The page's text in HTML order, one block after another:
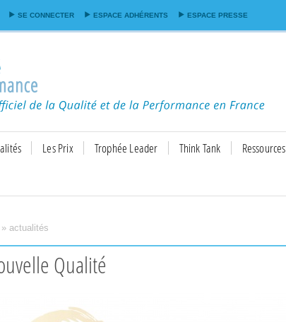
contenu
principal
SE CONNECTER ESPACE ADHÉRENTS ESPACE PRESSE
Les Prix Trophée Leader Think Tank Ressources
» actualités
Qualité